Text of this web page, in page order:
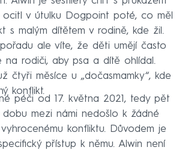
ocitl v útulku Dogpoint poté, co měl
s malým dítětem v rodině, kde žil.
ale víte, že děti umějí často
na rodiči, aby psa a dítě ohlídal.
čtyři měsíce u „dočasmamky“, kde
konflikt.
péči od 17. května 2021, tedy pět
dobu mezi námi nedošlo k žádné
konfliktu. Důvodem je
přístup k němu. Alwin není